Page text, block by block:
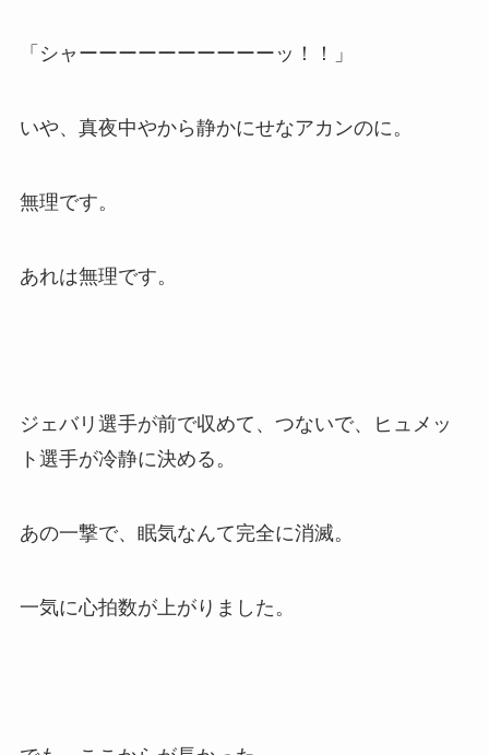
「シャーーーーーーーーーーッ！！」
いや、真夜中やから静かにせなアカンのに。
無理です。
あれは無理です。
ジェバリ選手が前で収めて、つないで、ヒュメッ
ト選手が冷静に決める。
あの一撃で、眠気なんて完全に消滅。
一気に心拍数が上がりました。